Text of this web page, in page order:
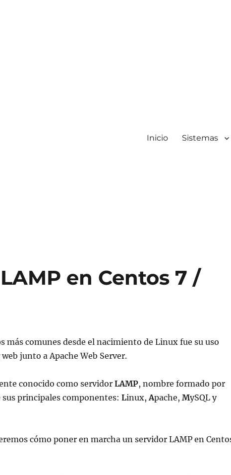
Inicio Sistemas
en Centos 7 /
más comunes desde el nacimiento de Linux fue su uso
junto a Apache Web Server.
conocido como servidor LAMP, nombre formado por
sus principales componentes: Linux,Apache, MySQL y
cómo poner en marcha un servidor LAMP en